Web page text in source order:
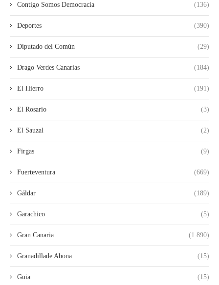
Contigo Somos Democracia (136)
Deportes (390)
Diputado del Común (29)
Drago Verdes Canarias (184)
El Hierro (191)
El Rosario (3)
El Sauzal (2)
Firgas (9)
Fuerteventura (669)
Gáldar (189)
Garachico (5)
Gran Canaria (1.890)
Granadillade Abona (15)
Guia (15)